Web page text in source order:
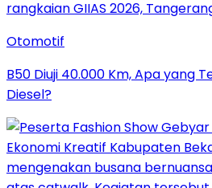
Otomotif
B50 Diuji 40.000 Km, Apa yang
Diesel?